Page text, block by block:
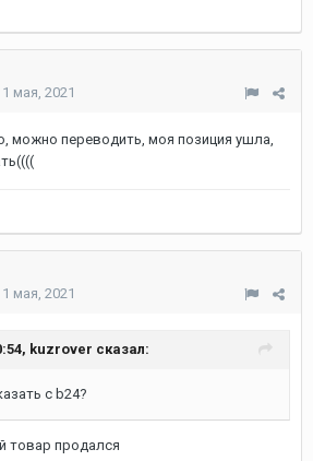
1 мая, 2021
можно переводить, моя позиция ушла,
1 мая, 2021
kuzrover сказал:
с b24?
товар продался